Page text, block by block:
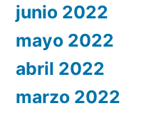
junio 2022
mayo 2022
abril 2022
marzo 2022